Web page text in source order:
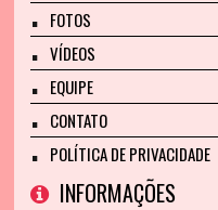
FOTOS
VÍDEOS
EQUIPE
CONTATO
POLÍTICA DE PRIVACIDADE
INFORMAÇÕES